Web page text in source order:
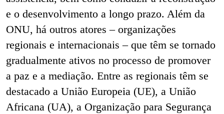
e o desenvolvimento a longo prazo. Além da
ONU, há outros atores – organizações
regionais e internacionais – que têm se tornado
gradualmente ativos no processo de promover
a paz e a mediação. Entre as regionais têm se
destacado a União Europeia (UE), a União
Africana (UA), a Organização para Segurança